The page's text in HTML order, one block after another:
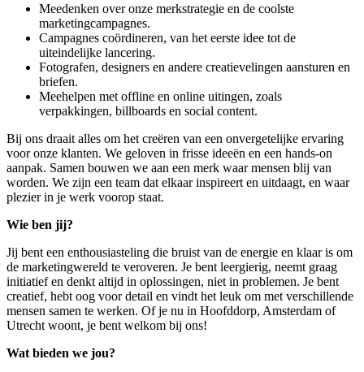
Meedenken over onze merkstrategie en de coolste
marketingcampagnes.
Campagnes coördineren, van het eerste idee tot de
uiteindelijke lancering.
Fotografen, designers en andere creatievelingen aansturen en
briefen.
Meehelpen met offline en online uitingen, zoals
verpakkingen, billboards en social content.
Bij ons draait alles om het creëren van een onvergetelijke ervaring
voor onze klanten. We geloven in frisse ideeën en een hands-on
aanpak. Samen bouwen we aan een merk waar mensen blij van
worden. We zijn een team dat elkaar inspireert en uitdaagt, en waar
plezier in je werk voorop staat.
Wie ben jij?
Jij bent een enthousiasteling die bruist van de energie en klaar is om
de marketingwereld te veroveren. Je bent leergierig, neemt graag
initiatief en denkt altijd in oplossingen, niet in problemen. Je bent
creatief, hebt oog voor detail en vindt het leuk om met verschillende
mensen samen te werken. Of je nu in Hoofddorp, Amsterdam of
Utrecht woont, je bent welkom bij ons!
Wat bieden we jou?